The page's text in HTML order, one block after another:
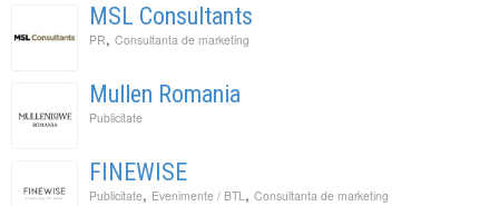
MSL Consultants
PR, Consultanta de marketing
Mullen Romania
Publicitate
FINEWISE
Publicitate, Evenimente / BTL , Consultanta de marketing